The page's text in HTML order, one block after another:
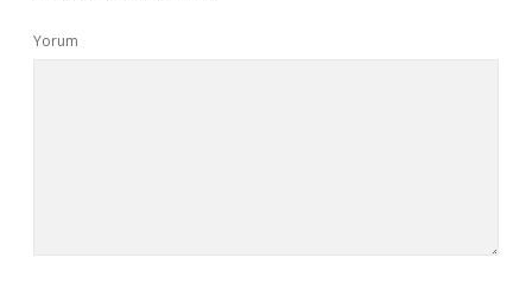
Yorum